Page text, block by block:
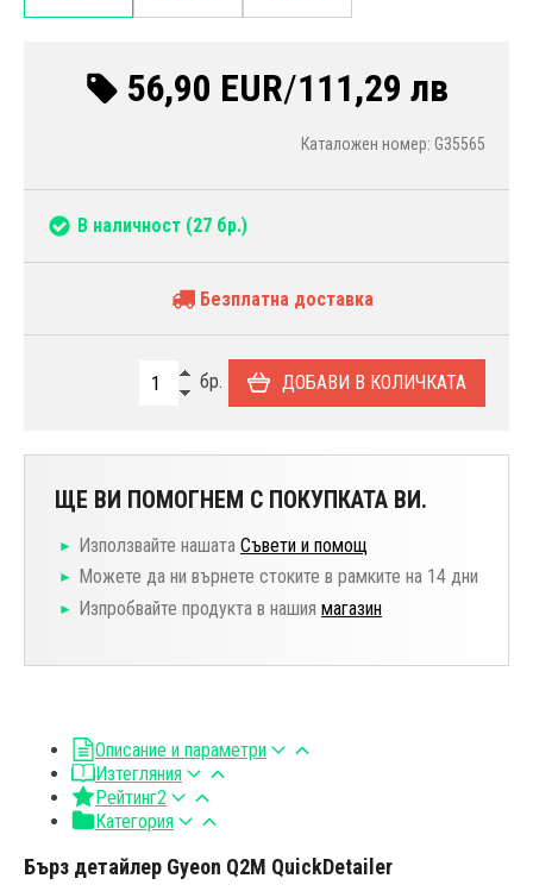
56,90 EUR/111,29 лв
Каталожен номер: G35565
В наличност (27 бр.)
Безплатна доставка
бр. ДОБАВИ В КОЛИЧКАТА
ЩЕ ВИ ПОМОГНЕМ С ПОКУПКАТА ВИ.
Използвайте нашата Съвети и помощ
Можете да ни върнете стоките в рамките на 14 дни
Изпробвайте продукта в нашия магазин
Описание и параметри
Изтегляния
Рейтинг2
Категория
Бърз детайлер Gyeon Q2M QuickDetailer